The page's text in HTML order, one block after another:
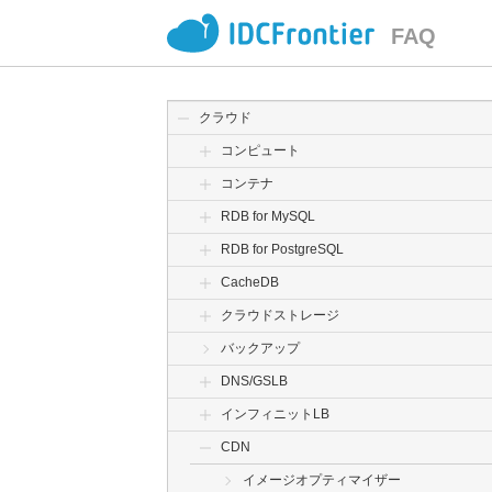
FAQ
クラウド
コンピュート
コンテナ
RDB for MySQL
RDB for PostgreSQL
CacheDB
クラウドストレージ
バックアップ
DNS/GSLB
インフィニットLB
CDN
イメージオプティマイザー